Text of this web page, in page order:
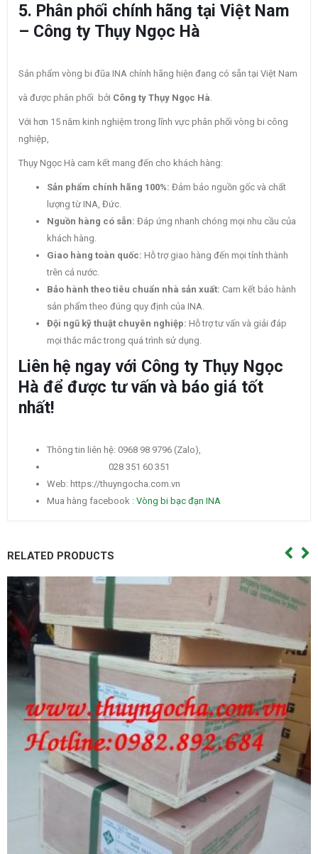
5. Phân phối chính hãng tại Việt Nam
– Công ty Thụy Ngọc Hà
Sản phẩm vòng bi đũa INA chính hãng hiện đang có sẵn tại Việt Nam
và được phân phối bởi Công ty Thụy Ngọc Hà.
Với hơn 15 năm kinh nghiệm trong lĩnh vực phân phối vòng bi công
nghiệp,
Thụy Ngọc Hà cam kết mang đến cho khách hàng:
Sản phẩm chính hãng 100%: Đảm bảo nguồn gốc và chất
lượng từ INA, Đức.
Nguồn hàng có sẵn: Đáp ứng nhanh chóng mọi nhu cầu của
khách hàng.
Giao hàng toàn quốc: Hỗ trợ giao hàng đến mọi tỉnh thành
trên cả nước.
Bảo hành theo tiêu chuẩn nhà sản xuất: Cam kết bảo hành
sản phẩm theo đúng quy định của INA.
Đội ngũ kỹ thuật chuyên nghiệp: Hỗ trợ tư vấn và giải đáp
mọi thắc mắc trong quá trình sử dụng.
Liên hệ ngay với Công ty Thụy Ngọc
Hà để được tư vấn và báo giá tốt
nhất!
Thông tin liên hệ: 0968 98 9796 (Zalo),
028 351 60 351
Web: https://thuyngocha.com.vn
Mua hàng facebook : Vòng bi bạc đạn INA
RELATED PRODUCTS